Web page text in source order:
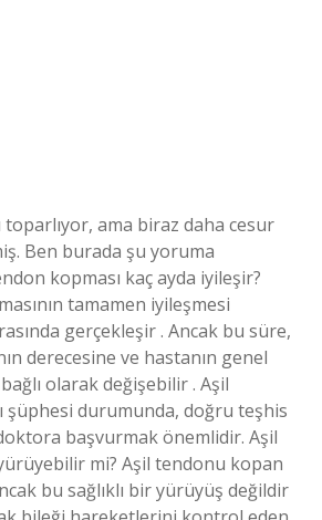
ama biraz daha cesur
Ben burada şu yoruma
kopması kaç ayda iyileşir?
tamamen iyileşmesi
gerçekleşir . Ancak bu süre,
derecesine ve hastanın genel
olarak değişebilir . Aşil
şüphesi durumunda, doğru teşhis
başvurmak önemlidir. Aşil
mi? Aşil tendonu kopan
bu sağlıklı bir yürüyüş değildir